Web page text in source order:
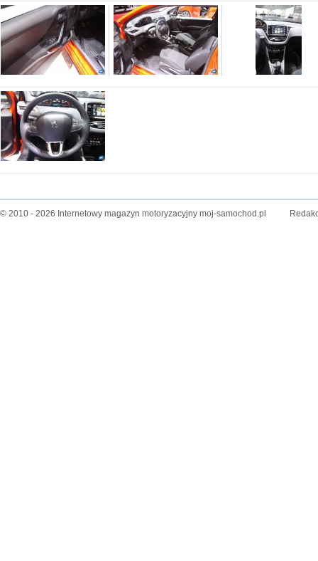
© 2010 - 2026 Internetowy magazyn motoryzacyjny moj-samochod.pl